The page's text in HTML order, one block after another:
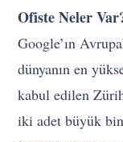
Ofiste Neler
Google’ın
dünyanın en
kabul edilen
iki adet büyük